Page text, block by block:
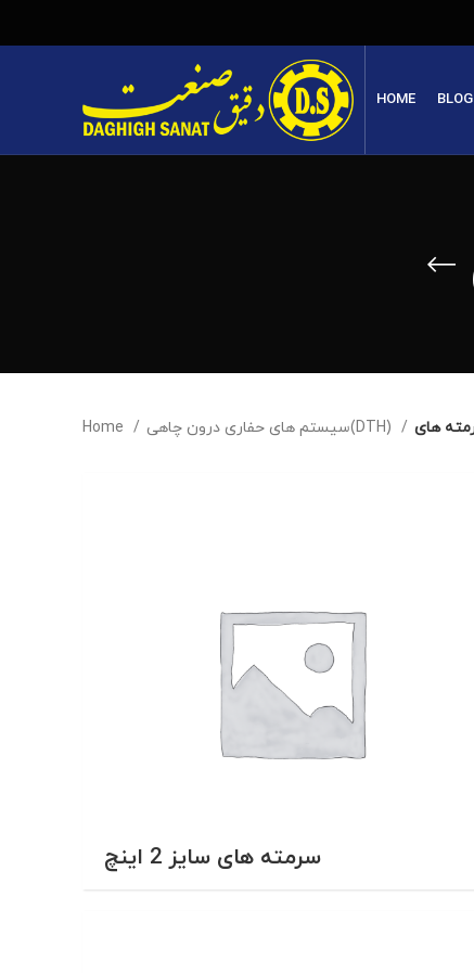
HOME BLOG
Home سیستم های حفاری درون چاهی(DTH)
سرمته های سایز 2 اینچ